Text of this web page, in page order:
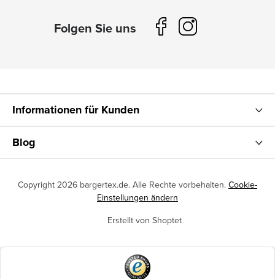
Informationen für Kunden
Blog
Erstellt von Shoptet
Copyright 2026 bargertex.de. Alle Rechte vorbehalten. Cookie-
Einstellungen ändern